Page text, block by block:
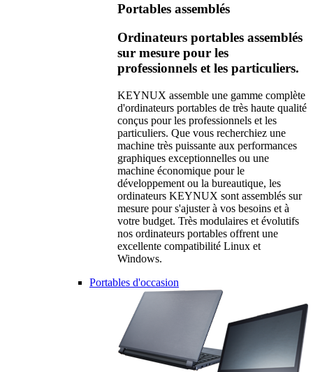
Portables assemblés
Ordinateurs portables assemblés
sur mesure pour les
professionnels et les particuliers.
KEYNUX assemble une gamme complète
d'ordinateurs portables de très haute qualité
conçus pour les professionnels et les
particuliers. Que vous recherchiez une
machine très puissante aux performances
graphiques exceptionnelles ou une
machine économique pour le
développement ou la bureautique, les
ordinateurs KEYNUX sont assemblés sur
mesure pour s'ajuster à vos besoins et à
votre budget. Très modulaires et évolutifs
nos ordinateurs portables offrent une
excellente compatibilité Linux et
Windows.
Portables d'occasion